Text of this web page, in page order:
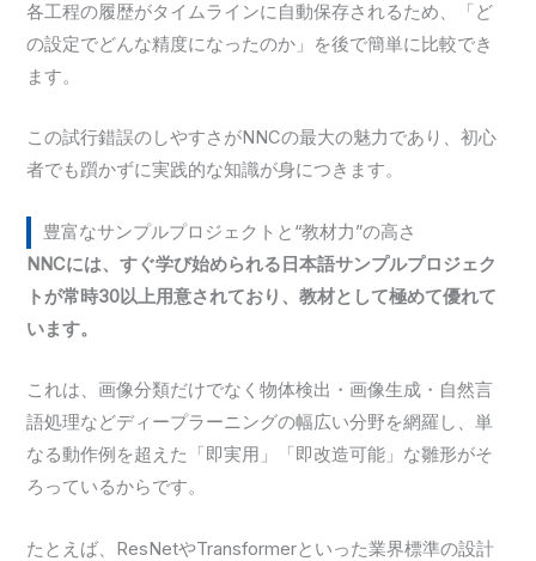
各工程の履歴がタイムラインに自動保存されるため、「ど
の設定でどんな精度になったのか」を後で簡単に比較でき
ます。
この試行錯誤のしやすさがNNCの最大の魅力であり、初心
者でも躓かずに実践的な知識が身につきます。
豊富なサンプルプロジェクトと“教材力”の高さ
NNCには、すぐ学び始められる日本語サンプルプロジェク
トが常時30以上用意されており、教材として極めて優れて
います。
これは、画像分類だけでなく物体検出・画像生成・自然言
語処理などディープラーニングの幅広い分野を網羅し、単
なる動作例を超えた「即実用」「即改造可能」な雛形がそ
ろっているからです。
たとえば、ResNetやTransformerといった業界標準の設計